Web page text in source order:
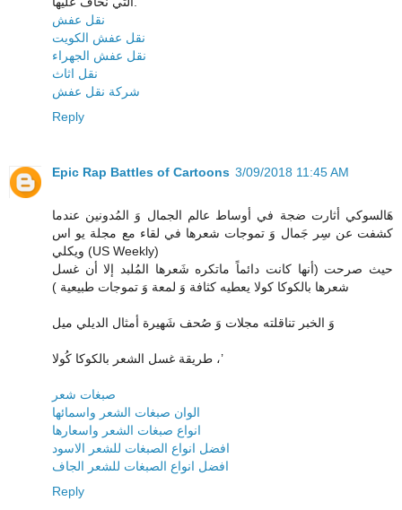
نقل عفش
نقل عفش الكويت
نقل عفش الجهراء
نقل اثاث
شركة نقل عفش
Reply
Epic Rap Battles of Cartoons 3/09/2018 11:45 AM
هَالسوكي أثارت ضجة في أوساط عالم الجمال وَ المُدونين عندما
كشفت عن سِر جَمال وَ تموجات شعرها في لقاء مع مجلة يو اس
ويكلي (US Weekly)
حيث صرحت (أنها كانت دائماً ماتكره شَعرها المُلبد إلا أن غسل
شعرها بالكوكا كولا يعطيه كثافة وَ لمعة وَ تموجات طبيعية )
وَ الخبر تناقلته مجلات وَ صُحف شَهيرة أمثال الديلي ميل
طريقة غسل الشعر بالكوكا كُولا ،’
صبغات شعر
الوان صبغات الشعر واسمائها
انواع صبغات الشعر واسعارها
افضل انواع الصبغات للشعر الاسود
افضل انواع الصبغات للشعر الجاف
Reply